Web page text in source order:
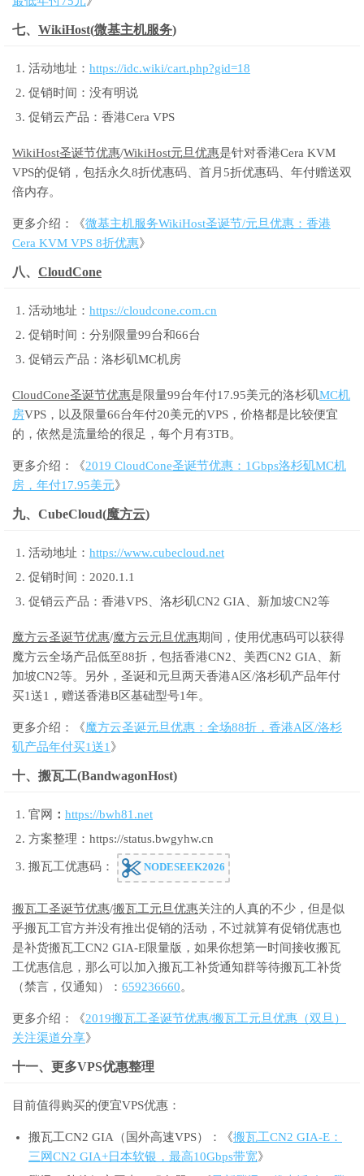
七、 WikiHost(微基主机服务)
活动地址： https://idc.wiki/cart.php?gid=18
促销时间：没有明说
促销云产品：香港Cera VPS
WikiHost圣诞节优惠/WikiHost元旦优惠是针对香港Cera KVM
VPS的促销，包括永久8折优惠码、首月5折优惠码、年付赠送双
倍内存。
更多介绍：《微基主机服务WikiHost圣诞节/元旦优惠：香港
Cera KVM VPS 8折优惠》
八、 CloudCone
活动地址： https://cloudcone.com.cn
促销时间：分别限量99台和66台
促销云产品：洛杉矶MC机房
CloudCone圣诞节优惠是限量99台年付17.95美元的洛杉矶MC机
房VPS，以及限量66台年付20美元的VPS，价格都是比较便宜
的，依然是流量给的很足，每个月有3TB。
更多介绍：《2019 CloudCone圣诞节优惠：1Gbps洛杉矶MC机
房，年付17.95美元》
九、CubeCloud(魔方云)
活动地址： https://www.cubecloud.net
促销时间：2020.1.1
促销云产品：香港VPS、洛杉矶CN2 GIA、新加坡CN2等
魔方云圣诞节优惠/魔方云元旦优惠期间，使用优惠码可以获得
魔方云全场产品低至88折，包括香港CN2、美西CN2 GIA、新
加坡CN2等。另外，圣诞和元旦两天香港A区/洛杉矶产品年付
买1送1，赠送香港B区基础型号1年。
更多介绍：《魔方云圣诞元旦优惠：全场88折，香港A区/洛杉
矶产品年付买1送1》
十、搬瓦工(BandwagonHost)
官网 ： https://bwh81.net
方案整理：https://status.bwgyhw.cn
搬瓦工优惠码： NODESEEK2026
搬瓦工圣诞节优惠/搬瓦工元旦优惠关注的人真的不少，但是似
乎搬瓦工官方并没有推出促销的活动，不过就算有促销优惠也
是补货搬瓦工CN2 GIA-E限量版，如果你想第一时间接收搬瓦
工优惠信息，那么可以加入搬瓦工补货通知群等待搬瓦工补货
（禁言，仅通知）： 659236660。
更多介绍：《2019搬瓦工圣诞节优惠/搬瓦工元旦优惠（双旦）
关注渠道分享》
十一、更多VPS优惠整理
目前值得购买的便宜VPS优惠：
搬瓦工CN2 GIA（国外高速VPS）：《搬瓦工CN2 GIA-E：
三网CN2 GIA+日本软银，最高10Gbps带宽》